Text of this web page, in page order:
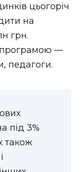
цьогоріч
на
грн.
програмою —
педагоги.
під 3%
також